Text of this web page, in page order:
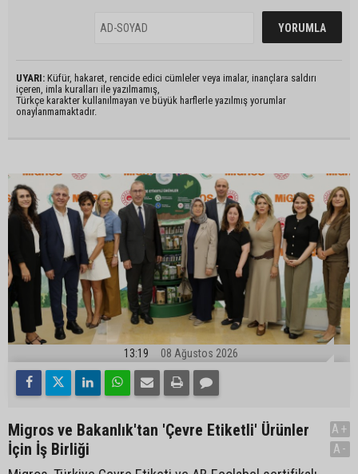
UYARI: Küfür, hakaret, rencide edici cümleler veya imalar, inançlara saldırı
içeren, imla kuralları ile yazılmamış,
Türkçe karakter kullanılmayan ve büyük harflerle yazılmış yorumlar
onaylanmamaktadır.
13:19 08 Ağustos 2026
Migros ve Bakanlık'tan 'Çevre Etiketli' Ürünler
İçin İş Birliği
A+
A-